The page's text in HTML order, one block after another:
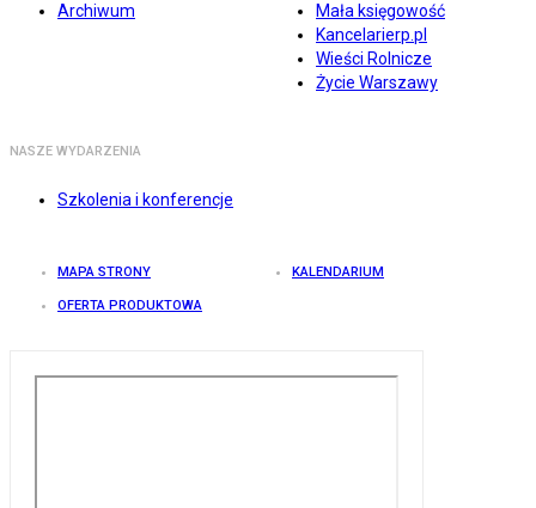
Archiwum
Mała księgowość
Kancelarierp.pl
Wieści Rolnicze
Życie Warszawy
NASZE WYDARZENIA
Szkolenia i konferencje
MAPA STRONY KALENDARIUM
OFERTA PRODUKTOWA